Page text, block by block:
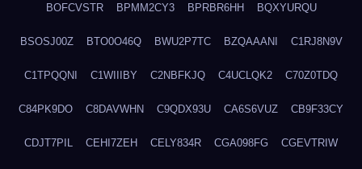
BOFCVSTR BPMM2CY3 BPRBR6HH BQXYURQU
BSOSJ00Z BTO0O46Q BWU2P7TC BZQAAANI C1RJ8N9V
C1TPQQNI C1WIIIBY C2NBFKJQ C4UCLQK2 C70Z0TDQ
C84PK9DO C8DAVWHN C9QDX93U CA6S6VUZ CB9F33CY
CDJT7PIL CEHI7ZEH CELY834R CGA098FG CGEVTRIW